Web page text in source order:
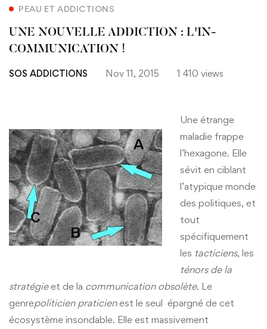
PEAU ET ADDICTIONS
UNE NOUVELLE ADDICTION : L'IN-
COMMUNICATION !
SOS ADDICTIONS Nov 11, 2015 1 410 views
Une étrange
maladie frappe
l’hexagone. Elle
sévit en ciblant
l’atypique monde
des politiques, et
tout
spécifiquement
les tacticiens, les
ténors de la
stratégieet de la communication obsolète. Le
genrepoliticien praticienest le seul épargné de cet
écosystème insondable. Elle est massivement